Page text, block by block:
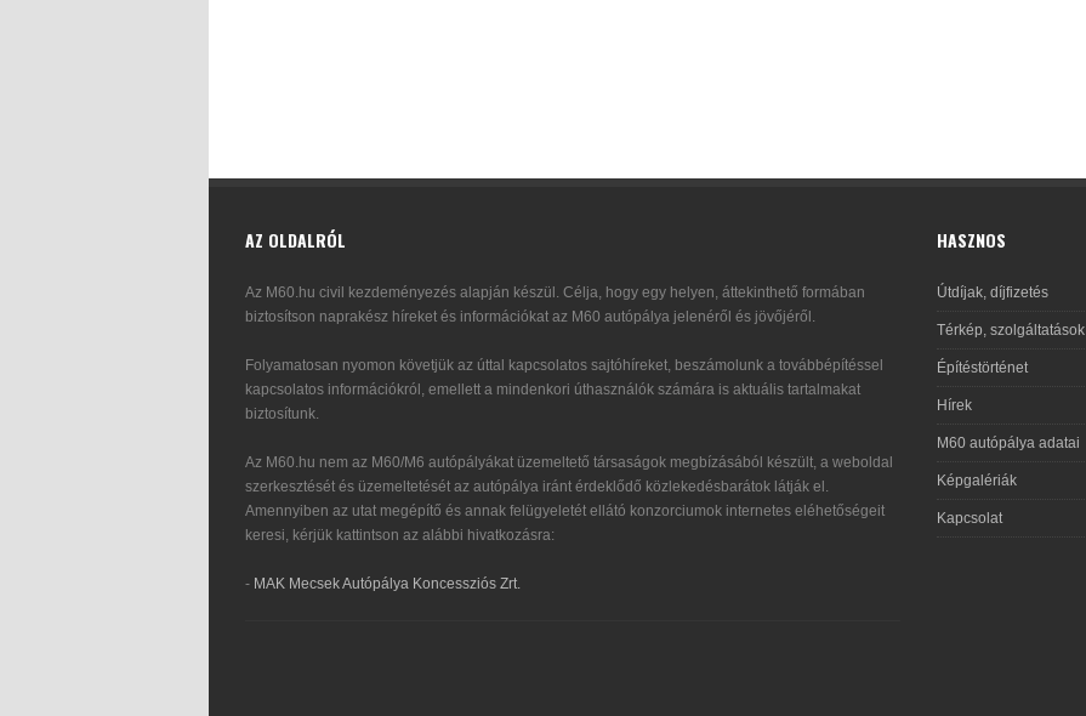
AZ OLDALRÓL
Az M60.hu civil kezdeményezés alapján készül. Célja, hogy egy helyen, áttekinthető formában
biztosítson naprakész híreket és információkat az M60 autópálya jelenéről és jövőjéről.
Folyamatosan nyomon követjük az úttal kapcsolatos sajtóhíreket, beszámolunk a továbbépítéssel
kapcsolatos információkról, emellett a mindenkori úthasználók számára is aktuális tartalmakat
biztosítunk.
Az M60.hu nem az M60/M6 autópályákat üzemeltető társaságok megbízásából készült, a weboldal
szerkesztését és üzemeltetését az autópálya iránt érdeklődő közlekedésbarátok látják el.
Amennyiben az utat megépítő és annak felügyeletét ellátó konzorciumok internetes eléhetőségeit
keresi, kérjük kattintson az alábbi hivatkozásra:
- MAK Mecsek Autópálya Koncessziós Zrt.
HASZNOS
Útdíjak, díjfizetés
Térkép, szolgáltatások
Építéstörténet
Hírek
M60 autópálya adatai
Képgalériák
Kapcsolat